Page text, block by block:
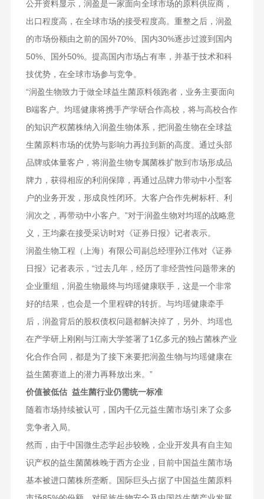
公开资料显示，润盈是一家面向全球市场的原料供应商，
出口程度高，在全球市场的接受程度高。重整之后，润盈
的市场份额由之前的国外70%、国内30%逐步过渡到国内
50%、国外50%。提高国内市场占有率，并基于技术和科
技优势，在全球市场参与竞争。
“润盈生物致力于做全球益生菌原料领跑者，业务主要面向
B端客户。均瑶健康将携手产学研合作高校，将与高校合作
的知识产权菌株纳入润盈生物体系，把润盈生物在全球益
生菌原料市场的优势与影响力再拉到新的高度。通过头部
品牌或体量客户，将润盈生物专属菌株扩散到市场形成品
牌力，获得相应的利润保障，再通过品牌力带动中小型客
户的业务开发，形成良性闭环。大客户合作先树标杆、利
润次之，再带动中小客户。”对于润盈生物对均瑶的战略意
义，王均豪在接受采访时对《证券日报》记者表示。
润盈生物工程（上海）有限公司副总经理孙江伟对《证券
日报》记者表示，“过去几年，经历了非经营性问题带来的
企业重组，润盈生物最终与均瑶健康联手，这是一个非常
好的结果，也会是一个里程碑的转折。与均瑶健康牵手
后，润盈背后的股权债权问题都解决掉了，另外、均瑶也
在产学研上刚刚与江南大学签署了1亿多元的独占菌株产业
化合作合同，都是为了接下来要把润盈生物与均瑶健康在
益生菌赛道上的潜力再释放出来。”
价值被低估 益生菌行业仍需统一标准
随着市场持续被认可，国内千亿元益生菌市场引来了众多
竞争者入局。
然而，由于中国微生态学起步较晚，企业开发具有自主知
识产权的益生菌菌株晚于西方企业，目前中国益生菌市场
基本被进口菌株所垄断。国际巨头占据了中国益生菌原料